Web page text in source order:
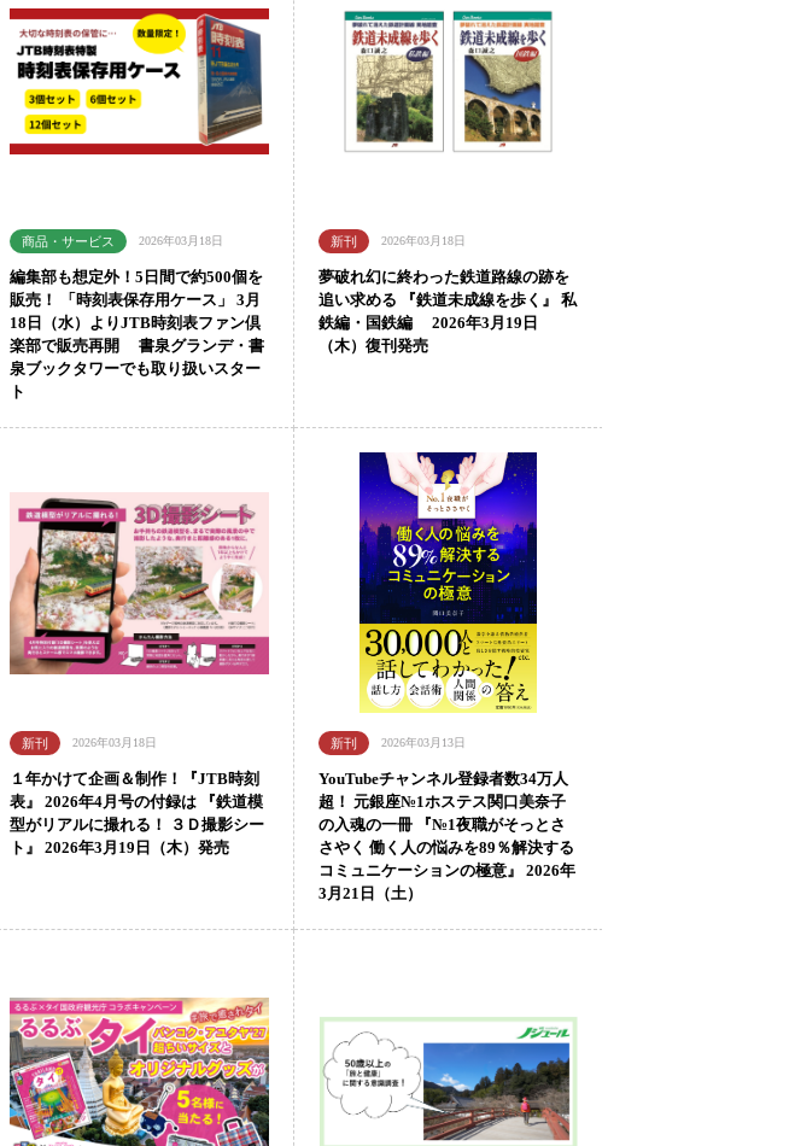
2026年03月18日
編集部も想定外！5日間で約500個を
販売！ 「時刻表保存用ケース」 3月
18日（水）よりJTB時刻表ファン倶
楽部で販売再開 書泉グランデ・書
泉ブックタワーでも取り扱いスター
ト
2026年03月18日
夢破れ幻に終わった鉄道路線の跡を
追い求める 『鉄道未成線を歩く』 私
鉄編・国鉄編 2026年3月19日
（木）復刊発売
2026年03月18日
１年かけて企画＆制作！『JTB時刻
表』 2026年4月号の付録は 『鉄道模
型がリアルに撮れる！ ３Ｄ撮影シー
ト』 2026年3月19日（木）発売
2026年03月13日
YouTubeチャンネル登録者数34万人
超！ 元銀座№1ホステス関口美奈子
の入魂の一冊 『№1夜職がそっとさ
さやく 働く人の悩みを89％解決する
コミュニケーションの極意』 2026年
3月21日（土）